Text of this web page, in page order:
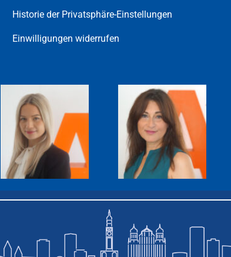
Historie der Privatsphäre-Einstellungen
Einwilligungen widerrufen
TAMARA
WEBER
SAYEH
FARAHPOUR